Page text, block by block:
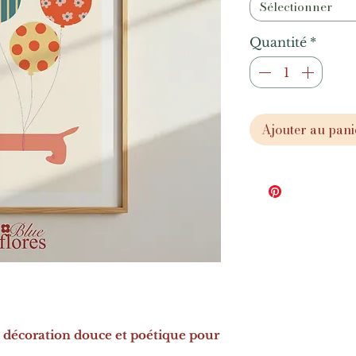
douce et poétique pour
Sélectionner
Quantité *
Ajouter au